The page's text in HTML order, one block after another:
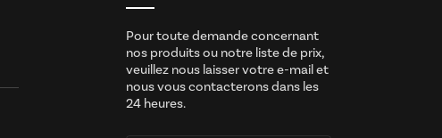
Pour toute demande concernant
nos produits ou notre liste de prix,
veuillez nous laisser votre e-mail et
nous vous contacterons dans les
24 heures.